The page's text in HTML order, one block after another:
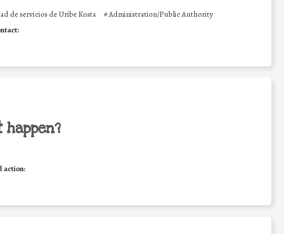
de servicios de Uribe Kosta #Administration/Public Authority
action: